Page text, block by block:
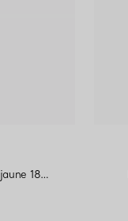
Pendentif à maillons doubles taille Large en or jaune 18 carats